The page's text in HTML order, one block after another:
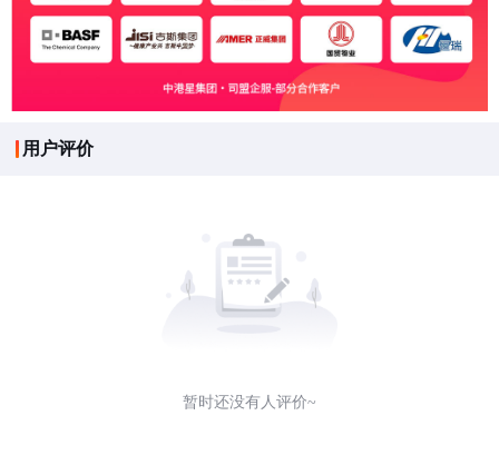
用户评价
暂时还没有人评价~